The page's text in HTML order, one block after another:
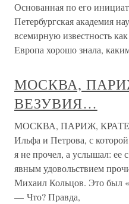
Основанная по его
Петербургская академия
всемирную известность
Европа хорошо знала,
МОСКВА,
ВЕЗУВИЯ…
МОСКВА, ПАРИЖ,
Ильфа и Петрова, с
я не прочел, а услышал:
явным удовольствием
Михаил Кольцов. Это был
— Что? Правда,